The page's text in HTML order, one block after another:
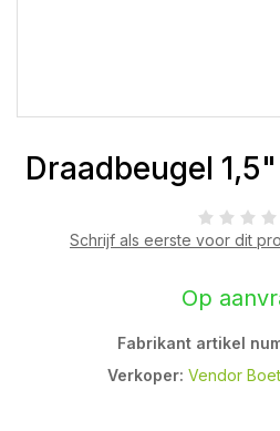
Draadbeugel
Schrijf als eerste voor dit
Op
Fabrikant artikel
Verkoper: Vendor